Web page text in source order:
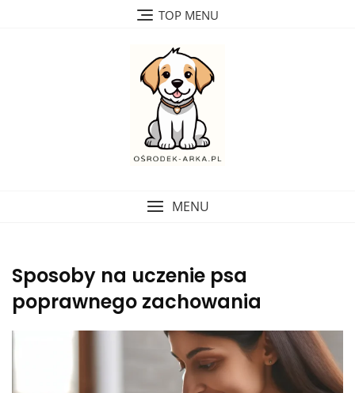
TOP MENU
MENU
Sposoby na uczenie psa
poprawnego zachowania